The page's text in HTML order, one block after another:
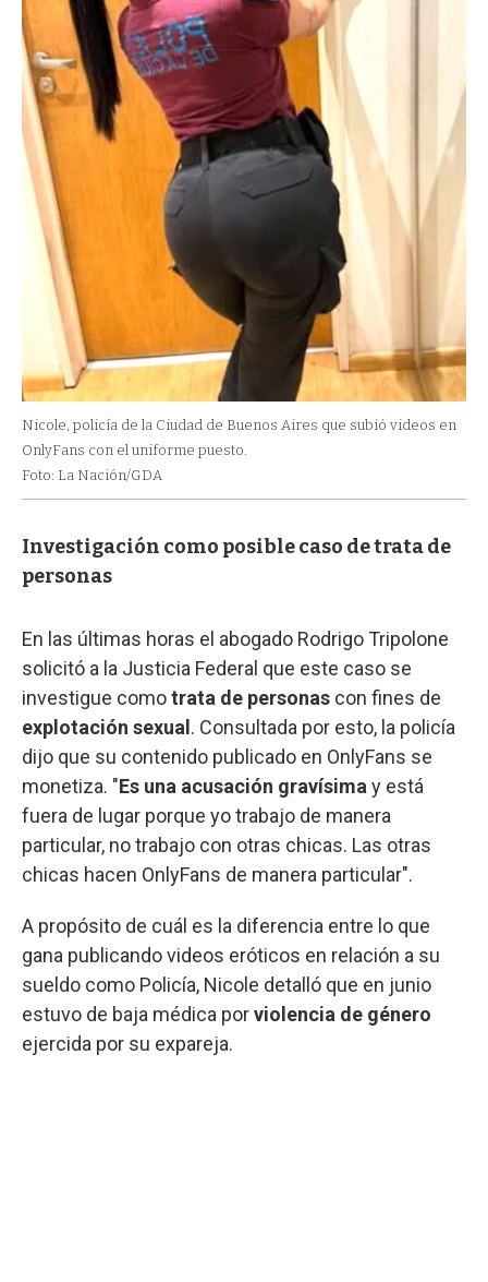
Nicole, policía de la Ciudad de Buenos Aires que subió videos en
OnlyFans con el uniforme puesto.
Foto: La Nación/GDA
Investigación como posible caso de trata de
personas
En las últimas horas el abogado Rodrigo Tripolone
solicitó a la Justicia Federal que este caso se
investigue comotrata de personas con fines de
explotación sexual . Consultada por esto, la policía
dijo que su contenido publicado en OnlyFans se
monetiza. "Es una acusación gravísima y está
fuera de lugar porque yo trabajo de manera
particular, no trabajo con otras chicas. Las otras
chicas hacen OnlyFans de manera particular".
A propósito de cuál es la diferencia entre lo que
gana publicando videos eróticos en relación a su
sueldo como Policía, Nicole detalló que en junio
estuvo de baja médica porviolencia de género
ejercida por su expareja.